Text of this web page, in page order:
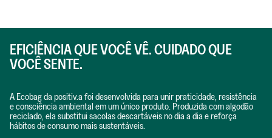
EFICIÊNCIA QUE VOCÊ VÊ. CUIDADO QUE
VOCÊ SENTE.
A Ecobag da positiv.a foi desenvolvida para unir praticidade, resistência
e consciência ambiental em um único produto. Produzida com algodão
reciclado, ela substitui sacolas descartáveis no dia a dia e reforça
hábitos de consumo mais sustentáveis.